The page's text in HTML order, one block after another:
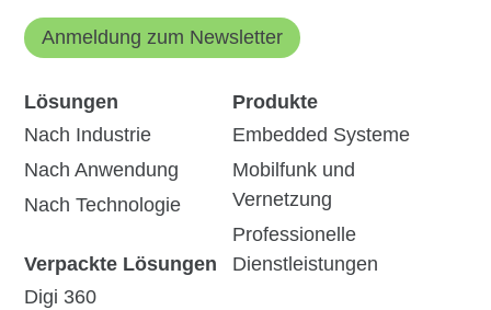
Anmeldung zum Newsletter
Lösungen
Nach Industrie
Nach Anwendung
Nach Technologie
Verpackte Lösungen
Digi 360
Produkte
Embedded Systeme
Mobilfunk und
Vernetzung
Professionelle
Dienstleistungen